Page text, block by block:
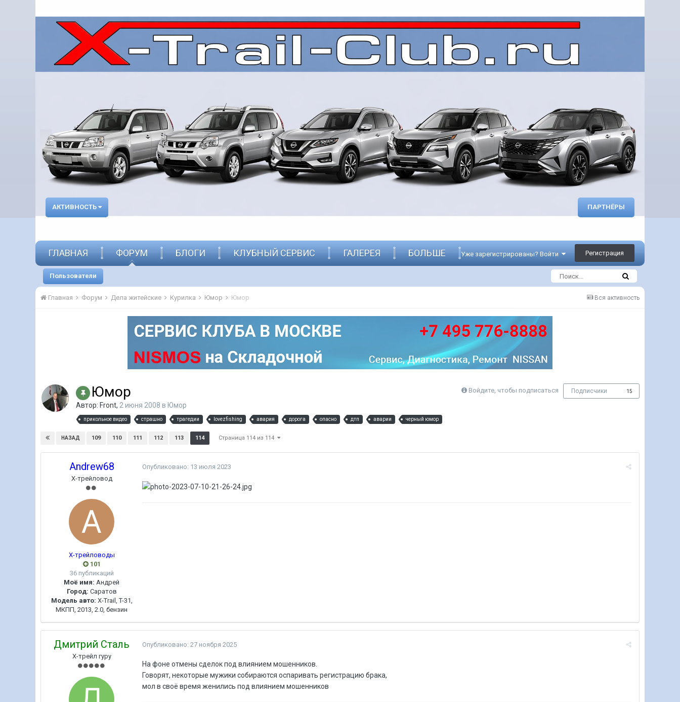
АКТИВНОСТЬ ПАРТНЁРЫ
Уже зарегистрированы? Войти Регистрация
ГЛАВНАЯ ФОРУМ
Пользователи
БЛОГИ КЛУБНЫЙ СЕРВИС ГАЛЕРЕЯ БОЛЬШЕ
Вся активность
Главная Форум Дела житейские Курилка Юмор Юмор
Войдите, чтобы подписаться Подписчики 15
Юмор
Автор: Front, 2 июня 2008 в Юмор
прикольное видео страшно трагедии lovezfishing авария дорога опасно дтп аварии черный юмор
НАЗАД 109 110 111 112 113 114 Страница 114 из 114
Andrew68
Х-трейловод
Х-трейловоды
101
36 публикаций
Моё имя: Андрей
Город: Саратов
Модель авто: X-Trail, T-31,
МКПП, 2013, 2.0, бензин
Опубликовано: 13 июля 2023
Дмитрий Сталь
Х-трейл гуру
Опубликовано: 27 ноября 2025
На фоне отмены сделок под влиянием мошенников.
Говорят, некоторые мужики собираются оспаривать регистрацию брака,
мол в своё время женились под влиянием мошенников